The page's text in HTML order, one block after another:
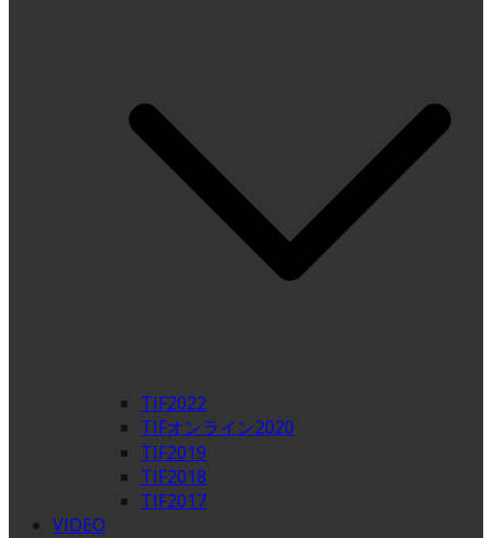
TIF2022
TIFオンライン2020
TIF2019
TIF2018
TIF2017
VIDEO